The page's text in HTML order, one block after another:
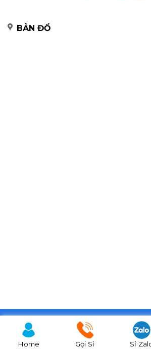
BẢN ĐỒ
Copyright 2026 © BiTi
Home Gọi Sỉ Sỉ